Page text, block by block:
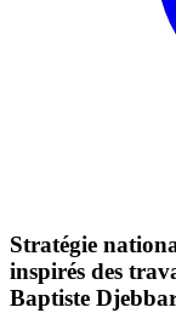
Stratégie
inspirés des
Baptiste